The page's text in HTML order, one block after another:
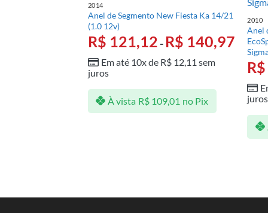
2014
Anel de Segmento New Fiesta Ka 14/21
(1.0 12v)
R$ 121,12 - R$ 140,97
Em até 10x de R$12,11 sem
juros
À vista R$ 109,01 no Pix
2010
Anel
R$
juros